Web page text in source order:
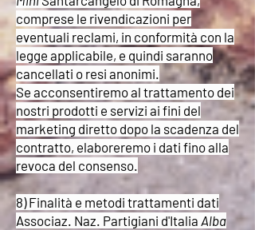
comprese le rivendicazioni per
eventuali reclami, in conformità con la
legge applicabile, e quindi saranno
cancellati o resi anonimi.
Se acconsentiremo al trattamento dei
nostri prodotti e servizi ai fini del
marketing diretto dopo la scadenza del
contratto, elaboreremo i dati fino alla
revoca del consenso.
8) Finalità e metodi trattamenti dati
Associaz. Naz. Partigiani d'Italia Alba